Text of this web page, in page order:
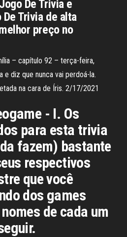
De Trivia e
Trivia de alta
preço no
– capítulo 92 – terça-feira,
e diz que nunca vai perdoá-la.
na cara de Íris. 2/17/2021
- I. Os
para esta trivia
fazem) bastante
respectivos
que você
dos games
de cada um